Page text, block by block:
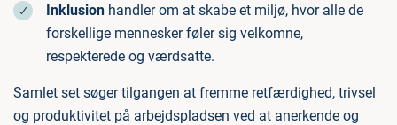
Inklusion handler om at skabe et miljø, hvor alle de
forskellige mennesker føler sig velkomne,
respekterede og værdsatte.
Samlet set søger tilgangen at fremme retfærdighed, trivsel
og produktivitet på arbejdspladsen ved at anerkende og